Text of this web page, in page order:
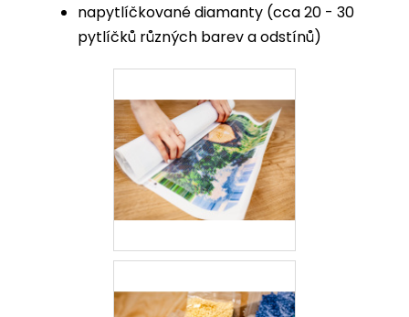
napytlíčkované diamanty (cca 20 - 30
pytlíčků různých barev a odstínů)